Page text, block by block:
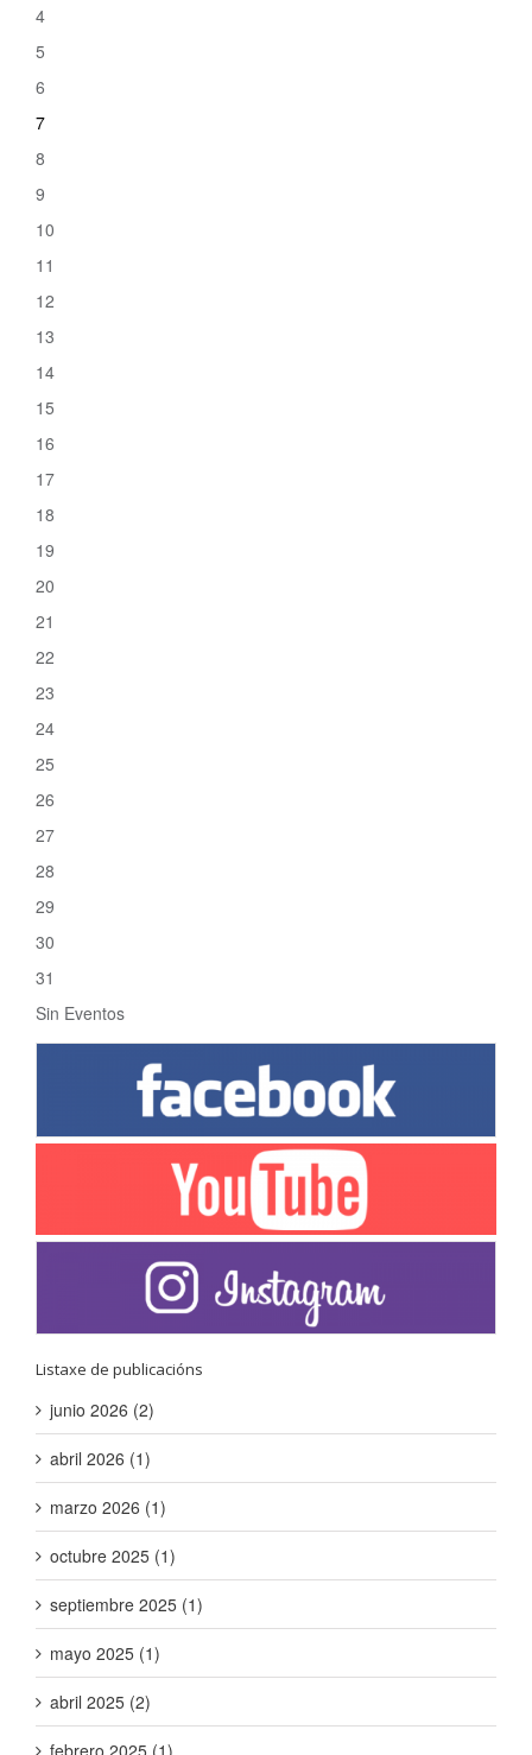
4
5
6
7
8
9
10
11
12
13
14
15
16
17
18
19
20
21
22
23
24
25
26
27
28
29
30
31
Sin Eventos
Listaxe de publicacións
junio 2026 (2)
abril 2026 (1)
marzo 2026 (1)
octubre 2025 (1)
septiembre 2025 (1)
mayo 2025 (1)
abril 2025 (2)